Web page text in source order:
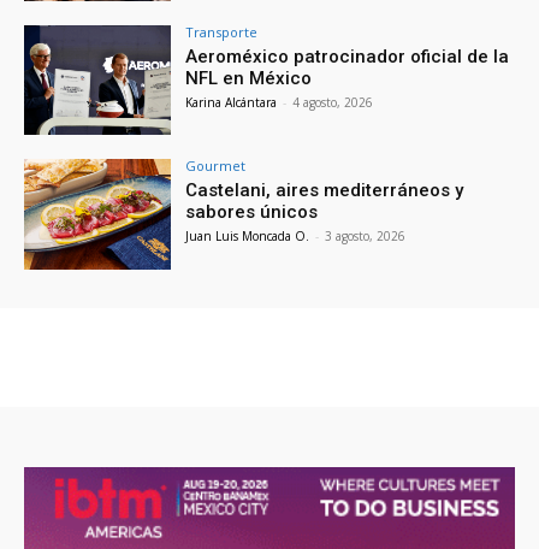
Transporte
Aeroméxico patrocinador oficial de la
NFL en México
Karina Alcántara - 4 agosto, 2026
Gourmet
Castelani, aires mediterráneos y
sabores únicos
Juan Luis Moncada O. - 3 agosto, 2026